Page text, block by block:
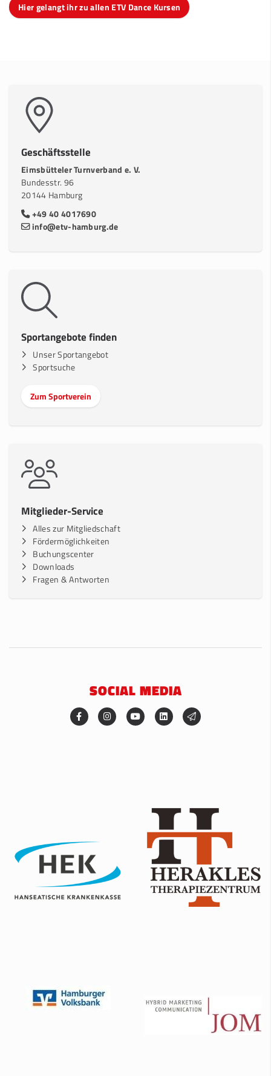
Hier gelangt ihr zu allen ETV Dance Kursen
Geschäftsstelle
Eimsbütteler Turnverband e. V.
Bundesstr. 96
20144 Hamburg
+49 40 4017690
info@etv-hamburg.de
Sportangebote finden
Unser Sportangebot
Sportsuche
Zum Sportverein
Mitglieder-Service
Alles zur Mitgliedschaft
Fördermöglichkeiten
Buchungscenter
Downloads
Fragen & Antworten
SOCIAL MEDIA